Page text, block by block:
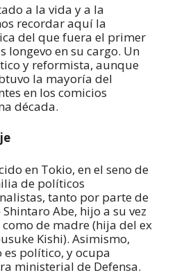
a la vida y a la
recordar aquí la
del que fuera el primer
longevo en su cargo. Un
y reformista, aunque
la mayoría del
en los comicios
década.
en Tokio, en el seno de
de políticos
tanto por parte de
Abe, hijo a su vez
de madre (hija del ex
Kishi). Asimismo,
político, y ocupa
ministerial de Defensa.